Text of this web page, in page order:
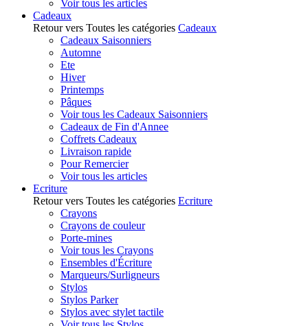
Voir tous les articles
Cadeaux
Retour vers Toutes les catégories Cadeaux
Cadeaux Saisonniers
Automne
Ete
Hiver
Printemps
Pâques
Voir tous les Cadeaux Saisonniers
Cadeaux de Fin d'Annee
Coffrets Cadeaux
Livraison rapide
Pour Remercier
Voir tous les articles
Ecriture
Retour vers Toutes les catégories Ecriture
Crayons
Crayons de couleur
Porte-mines
Voir tous les Crayons
Ensembles d'Écriture
Marqueurs/Surligneurs
Stylos
Stylos Parker
Stylos avec stylet tactile